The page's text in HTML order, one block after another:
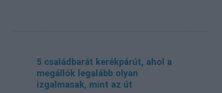
5 családbarát kerékpárút, ahol a
megállók legalább olyan
izgalmasak, mint az út